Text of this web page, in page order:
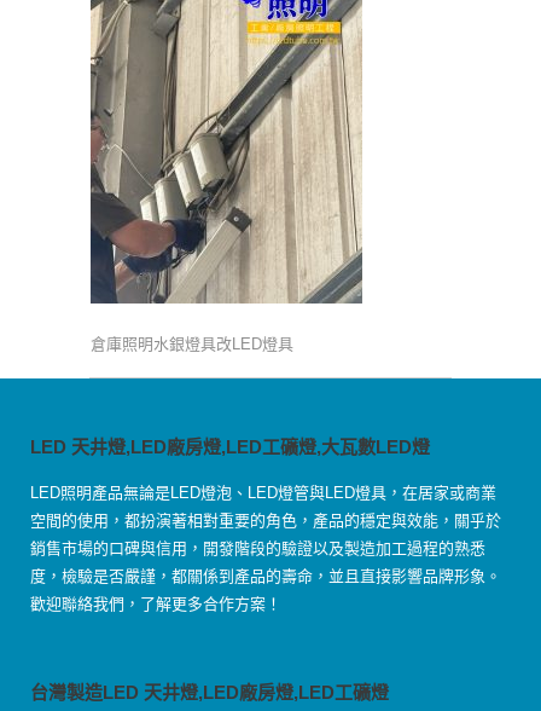
倉庫照明水銀燈具改LED燈具
LED 天井燈,LED廠房燈,LED工礦燈,大瓦數LED燈
LED照明產品無論是LED燈泡、LED燈管與LED燈具，在居家或商業
空間的使用，都扮演著相對重要的角色，產品的穩定與效能，關乎於
銷售市場的口碑與信用，開發階段的驗證以及製造加工過程的熟悉
度，檢驗是否嚴謹，都關係到產品的壽命，並且直接影響品牌形象。
歡迎聯絡我們，了解更多合作方案！
台灣製造LED 天井燈,LED廠房燈,LED工礦燈